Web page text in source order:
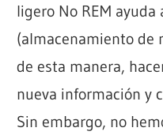
ligero No REM
(almacenamiento de
de esta manera,
nueva información y
Sin embargo, no